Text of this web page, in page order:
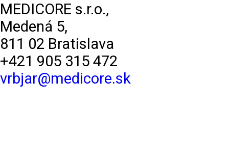
MEDICORE s.r.o.,
Medená 5,
811 02 Bratislava
+421 905 315 472
vrbjar@medicore.sk